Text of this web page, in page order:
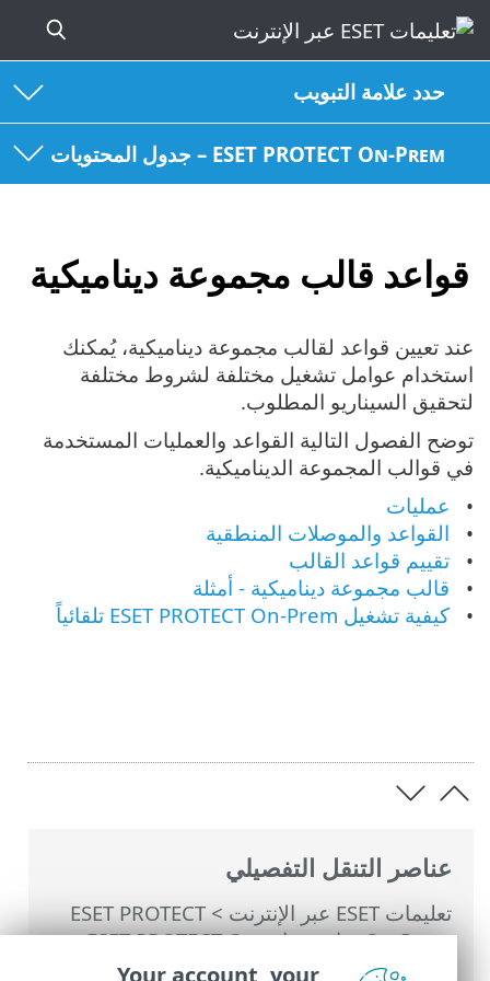
حدد علامة التبويب
ESET PROTECT On-Prem – جدول المحتويات
قواعد قالب مجموعة ديناميكية
عناصر التنقل التفصيلي
تعليمات ESET عبر الإنترنت >
ESET PROTECT
On-Prem
>
استخدام ‎ESET PROTECT On-
>
القائمة الرئيسية ESET PROTECT On-
عند تعيين قواعد لقالب مجموعة ديناميكية، يُمكنك
استخدام عوامل تشغيل مختلفة لشروط مختلفة
لتحقيق السيناريو المطلوب.
توضح الفصول التالية القواعد والعمليات المستخدمة
في قوالب المجموعة الديناميكية.
عمليات
القواعد والموصلات المنطقية
تقييم قواعد القالب
قالب مجموعة ديناميكية - أمثلة
كيفية تشغيل ESET PROTECT On-Prem تلقائياً
Your account, your